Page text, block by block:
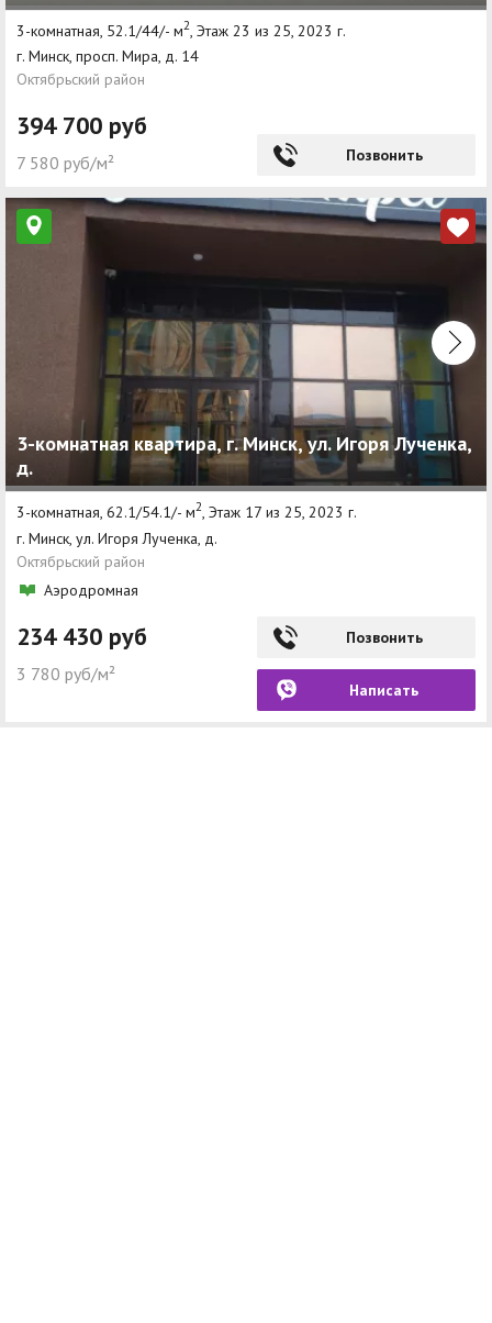
3-комнатная, 52.1/44/- м2 , Этаж 23 из 25, 2023 г.
г. Минск, просп. Мира, д. 14
Октябрьский район
394 700 руб
7 580 руб/м² Позвонить
3-комнатная квартира, г. Минск, ул. Игоря Лученка,
д.
3-комнатная, 62.1/54.1/- м2, Этаж 17 из 25, 2023 г.
г. Минск, ул. Игоря Лученка, д.
Октябрьский район
Аэродромная
234 430 руб
3 780 руб/м²
Позвонить
Написать